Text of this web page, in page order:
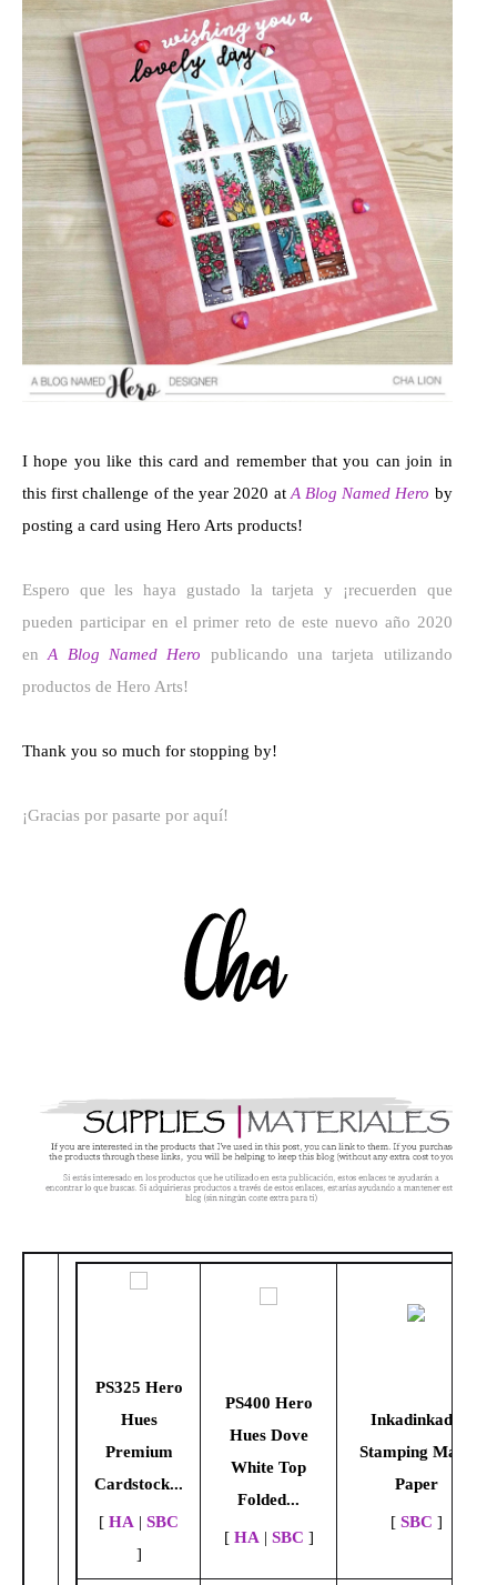
I hope you like this card and remember that you can join in
this first challenge of the year 2020 at A Blog Named Hero by
posting a card using Hero Arts products!
Espero que les haya gustado la tarjeta y ¡recuerden que
pueden participar en el primer reto de este nuevo año 2020
enA Blog Named Hero publicando una tarjeta utilizando
productos de Hero Arts!
Thank you so much for stopping by!
¡Gracias por pasarte por aquí!
PS325 Hero
Hues
Premium
Cardstock...
[ HA | SBC
]
PS400 Hero
Hues Dove
White Top
Folded...
[ HA | SBC ]
Inkadinkado
Stamping Mask
Paper
[ SBC ]